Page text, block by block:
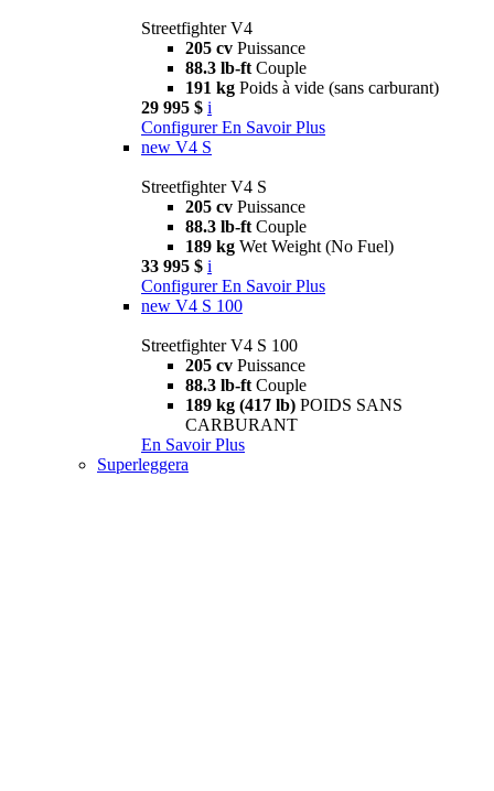
Streetfighter V4
205 cv Puissance
88.3 lb-ft Couple
191 kg Poids à vide (sans carburant)
29 995 $ i
Configurer En Savoir Plus
new V4 S
Streetfighter V4 S
205 cv Puissance
88.3 lb-ft Couple
189 kg Wet Weight (No Fuel)
33 995 $ i
Configurer En Savoir Plus
new V4 S 100
Streetfighter V4 S 100
205 cv Puissance
88.3 lb-ft Couple
189 kg (417 lb) POIDS SANS
CARBURANT
En Savoir Plus
Superleggera